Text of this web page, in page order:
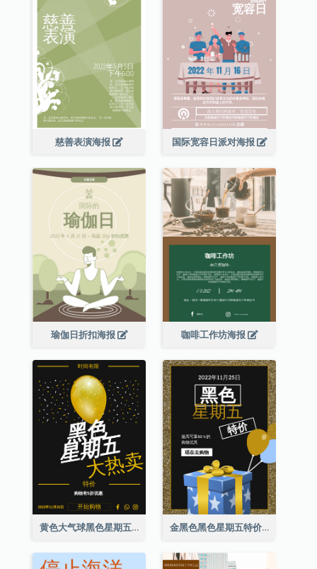
慈善表演海报 国际宽容日派对海报
瑜伽日折扣海报 咖啡工作坊海报
黄色大气球黑色星期五特价海报 金黑色黑色星期五特价海报